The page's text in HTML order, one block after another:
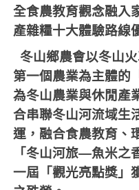
全食農教育觀念融入
產雜糧十大體驗路線
冬山鄉農會以冬山
第一個農業為主體的
為冬山農業與休閒產
合串聯冬山河流域生
運，融合食農教育、
「冬山河旅—魚米之
一屆「觀光亮點獎」